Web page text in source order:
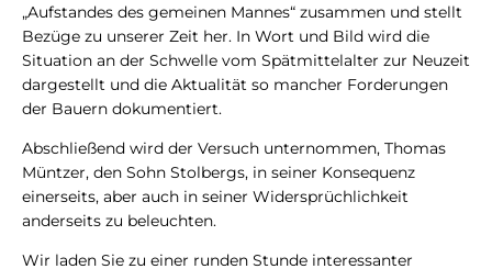
„Aufstandes des gemeinen Mannes“ zusammen und stellt
Bezüge zu unserer Zeit her. In Wort und Bild wird die
Situation an der Schwelle vom Spätmittelalter zur Neuzeit
dargestellt und die Aktualität so mancher Forderungen
der Bauern dokumentiert.
Abschließend wird der Versuch unternommen, Thomas
Müntzer, den Sohn Stolbergs, in seiner Konsequenz
einerseits, aber auch in seiner Widersprüchlichkeit
anderseits zu beleuchten.
Wir laden Sie zu einer runden Stunde interessanter